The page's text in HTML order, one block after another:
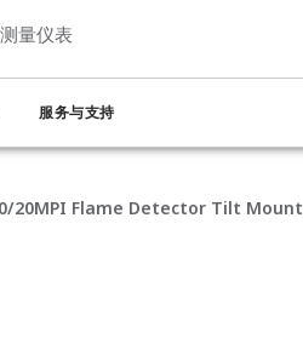
测量仪表
服务与支持
20MPI Flame Detector Tilt Mount